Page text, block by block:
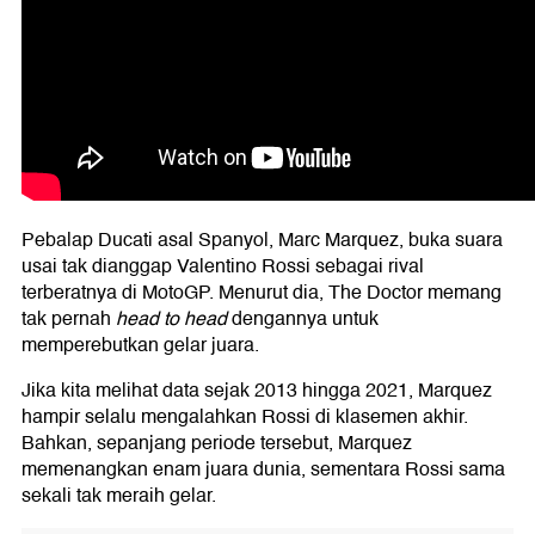
Pebalap Ducati asal Spanyol, Marc Marquez, buka suara
usai tak dianggap Valentino Rossi sebagai rival
terberatnya di MotoGP. Menurut dia, The Doctor memang
tak pernah head to headdengannya untuk
memperebutkan gelar juara.
Jika kita melihat data sejak 2013 hingga 2021, Marquez
hampir selalu mengalahkan Rossi di klasemen akhir.
Bahkan, sepanjang periode tersebut, Marquez
memenangkan enam juara dunia, sementara Rossi sama
sekali tak meraih gelar.